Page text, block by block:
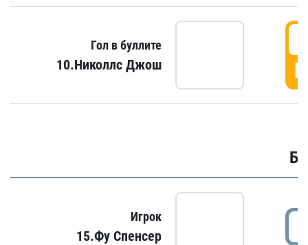
Гол в буллите
10.Николлс Джош
Игрок
15.Фу Спенсер